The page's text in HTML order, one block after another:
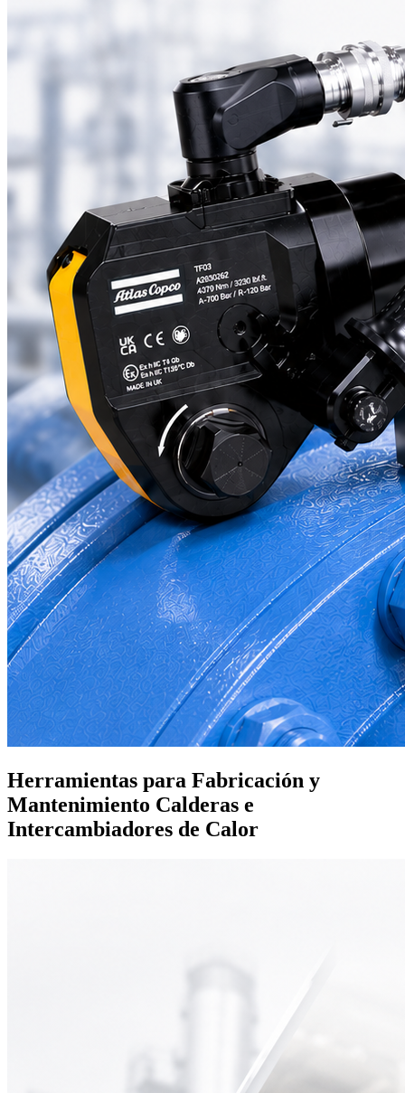
Herramientas para Fabricación y
Mantenimiento Calderas e
Intercambiadores de Calor